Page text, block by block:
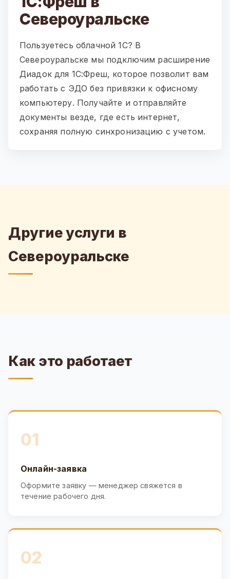
Североуральске
Пользуетесь облачной 1С? В
Североуральске мы подключим расширение
Диадок для 1С:Фреш, которое позволит вам
работать с ЭДО без привязки к офисному
компьютеру. Получайте и отправляйте
документы везде, где есть интернет,
сохраняя полную синхронизацию с учетом.
Другие услуги в
Североуральске
Как это работает
01
Онлайн-заявка
Оформите заявку — менеджер свяжется в
течение рабочего дня.
02